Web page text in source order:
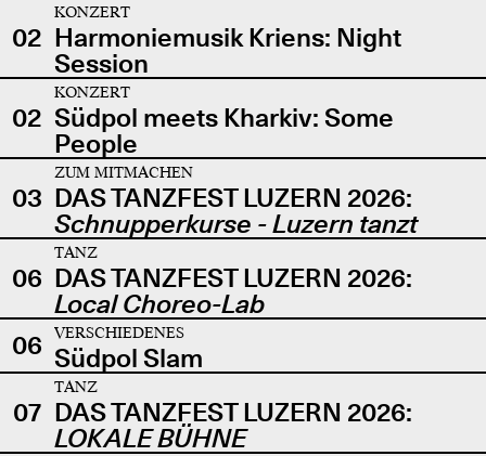
02
KONZERT
Harmoniemusik Kriens: Night
Session
02
KONZERT
Südpol meets Kharkiv: Some
People
03
ZUM MITMACHEN
DAS TANZFEST LUZERN 2026:
Schnupperkurse - Luzern tanzt
06
TANZ
DAS TANZFEST LUZERN 2026:
Local Choreo-Lab
06
VERSCHIEDENES
Südpol Slam
07
TANZ
DAS TANZFEST LUZERN 2026:
LOKALE BÜHNE